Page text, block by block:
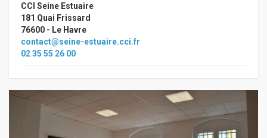
CCI Seine Estuaire
181 Quai Frissard
76600 - Le Havre
contact@seine-estuaire.cci.fr
02 35 55 26 00